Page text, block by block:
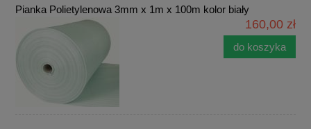
Pianka Polietylenowa 3mm x 1m x 100m kolor biały
160,00 zł
do koszyka